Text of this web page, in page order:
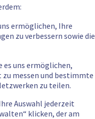
ermöglichen, Ihre
zu verbessern sowie die
es uns ermöglichen,
messen und bestimmte
zu teilen.
Auswahl jederzeit
klicken, der am